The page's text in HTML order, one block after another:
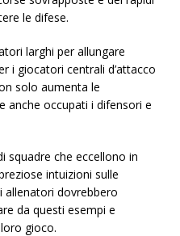
le difese.
larghi per allungare
i giocatori centrali d’attacco
solo aumenta le
anche occupati i difensori e
squadre che eccellono in
intuizioni sulle
allenatori dovrebbero
da questi esempi e
gioco.